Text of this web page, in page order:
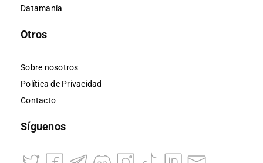
Datamanía
Otros
Sobre nosotros
Política de Privacidad
Contacto
Síguenos